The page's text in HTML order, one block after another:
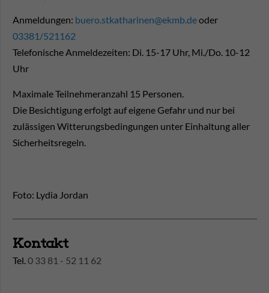
Anmeldungen: buero.stkatharinen@ekmb.deoder
03381/521162
Telefonische Anmeldezeiten: Di. 15-17 Uhr, Mi./Do. 10-12
Uhr
Maximale Teilnehmeranzahl 15 Personen.
Die Besichtigung erfolgt auf eigene Gefahr und nur bei
zulässigen Witterungsbedingungen unter Einhaltung aller
Sicherheitsregeln.
Foto: Lydia Jordan
Kontakt
Tel.0 33 81 - 52 11 62